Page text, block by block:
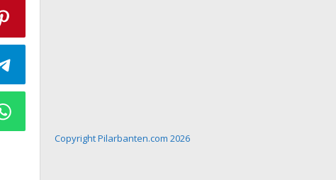
Copyright Pilarbanten.com 2026